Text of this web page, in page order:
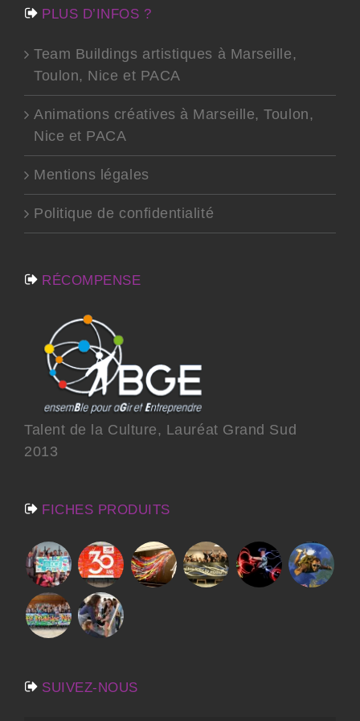
PLUS D’INFOS ?
Team Buildings artistiques à Marseille,
Toulon, Nice et PACA
Animations créatives à Marseille, Toulon,
Nice et PACA
Mentions légales
Politique de confidentialité
RÉCOMPENSE
Talent de la Culture, Lauréat Grand Sud
2013
FICHES PRODUITS
SUIVEZ-NOUS